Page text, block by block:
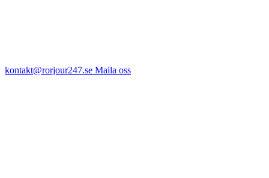
kontakt@rorjour247.se Maila oss